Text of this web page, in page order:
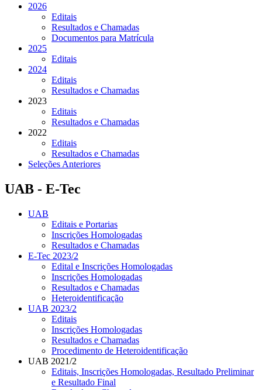
2026
Editais
Resultados e Chamadas
Documentos para Matrícula
2025
Editais
2024
Editais
Resultados e Chamadas
2023
Editais
Resultados e Chamadas
2022
Editais
Resultados e Chamadas
Seleções Anteriores
UAB - E-Tec
UAB
Editais e Portarias
Inscrições Homologadas
Resultados e Chamadas
E-Tec 2023/2
Edital e Inscrições Homologadas
Inscrições Homologadas
Resultados e Chamadas
Heteroidentificação
UAB 2023/2
Editais
Inscrições Homologadas
Resultados e Chamadas
Procedimento de Heteroidentificação
UAB 2021/2
Editais, Inscrições Homologadas, Resultado Preliminar
e Resultado Final